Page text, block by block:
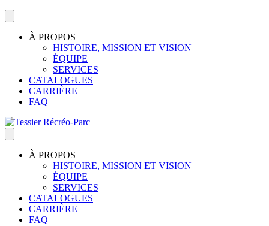
À PROPOS
HISTOIRE, MISSION ET VISION
ÉQUIPE
SERVICES
CATALOGUES
CARRIÈRE
FAQ
À PROPOS
HISTOIRE, MISSION ET VISION
ÉQUIPE
SERVICES
CATALOGUES
CARRIÈRE
FAQ